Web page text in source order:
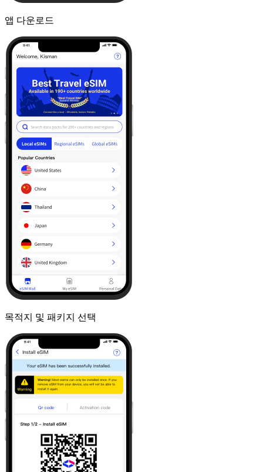
앱 다운로드
목적지 및 패키지 선택